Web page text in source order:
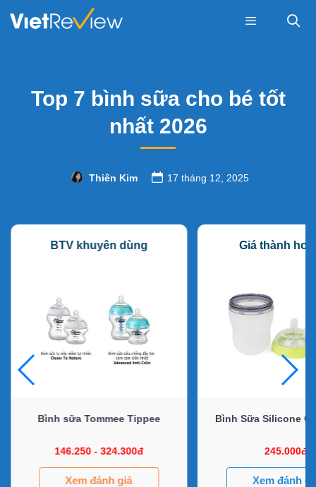
Top 7 bình sữa cho bé tốt
nhất 2026
Thiên Kim 17 tháng 12, 2025
BTV khuyên dùng
Bình sữa Tommee Tippee
146.250 - 324.300đ
Xem đánh giá
Giá thành hơi
Bình Sữa Silicone
245.000đ
Xem đánh